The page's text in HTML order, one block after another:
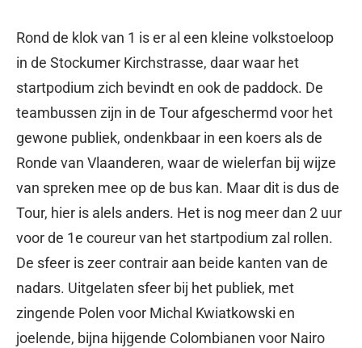
Rond de klok van 1 is er al een kleine volkstoeloop
in de Stockumer Kirchstrasse, daar waar het
startpodium zich bevindt en ook de paddock. De
teambussen zijn in de Tour afgeschermd voor het
gewone publiek, ondenkbaar in een koers als de
Ronde van Vlaanderen, waar de wielerfan bij wijze
van spreken mee op de bus kan. Maar dit is dus de
Tour, hier is alels anders. Het is nog meer dan 2 uur
voor de 1e coureur van het startpodium zal rollen.
De sfeer is zeer contrair aan beide kanten van de
nadars. Uitgelaten sfeer bij het publiek, met
zingende Polen voor Michal Kwiatkowski en
joelende, bijna hijgende Colombianen voor Nairo